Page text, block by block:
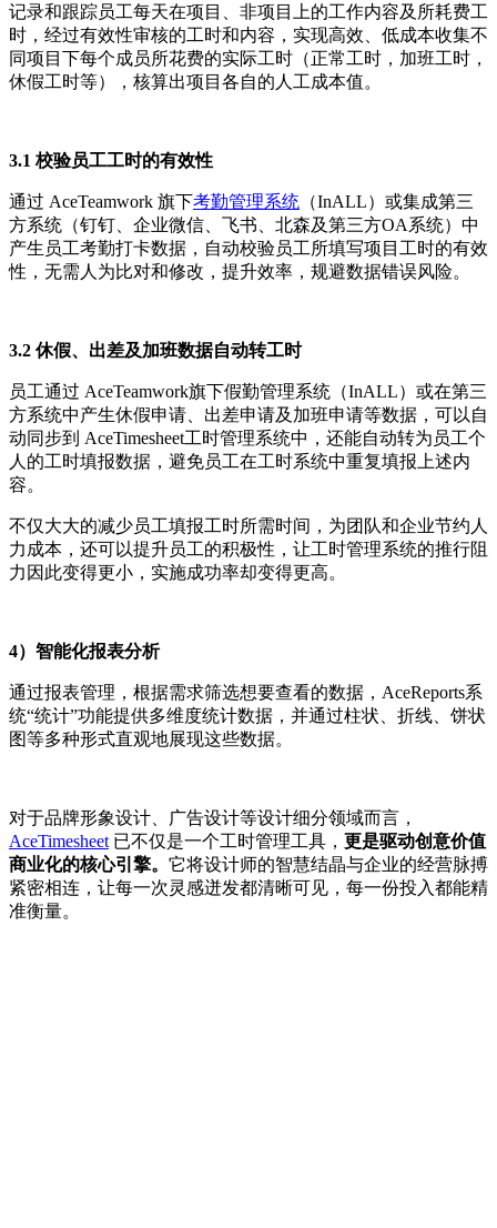
记录和跟踪员工每天在项目、非项目上的工作内容及所耗费工
时，经过有效性审核的工时和内容，实现高效、低成本收集不
同项目下每个成员所花费的实际工时（正常工时，加班工时，
休假工时等），核算出项目各自的人工成本值。
3.1 校验员工工时的有效性
通过 AceTeamwork 旗下考勤管理系统 （InALL）或集成第三
方系统（钉钉、企业微信、飞书、北森及第三方OA系统）中
产生员工考勤打卡数据，自动校验员工所填写项目工时的有效
性，无需人为比对和修改，提升效率，规避数据错误风险。
3.2 休假、出差及加班数据自动转工时
员工通过 AceTeamwork旗下假勤管理系统（InALL）或在第三
方系统中产生休假申请、出差申请及加班申请等数据，可以自
动同步到 AceTimesheet工时管理系统中，还能自动转为员工个
人的工时填报数据，避免员工在工时系统中重复填报上述内
容。
不仅大大的减少员工填报工时所需时间，为团队和企业节约人
力成本，还可以提升员工的积极性，让工时管理系统的推行阻
力因此变得更小，实施成功率却变得更高。
4）智能化报表分析
通过报表管理，根据需求筛选想要查看的数据，AceReports系
统“统计”功能提供多维度统计数据，并通过柱状、折线、饼状
图等多种形式直观地展现这些数据。
对于品牌形象设计、广告设计等设计细分领域而言，
AceTimesheet 已不仅是一个工时管理工具， 更是驱动创意价值
商业化的核心引擎。 它将设计师的智慧结晶与企业的经营脉搏
紧密相连，让每一次灵感迸发都清晰可见，每一份投入都能精
准衡量。